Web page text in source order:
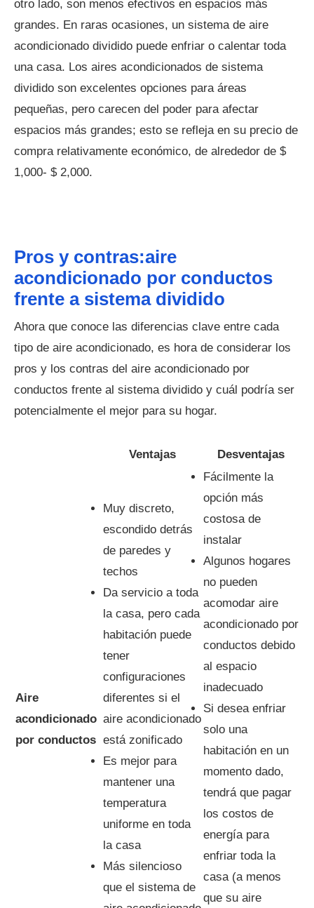
otro lado, son menos efectivos en espacios más
grandes. En raras ocasiones, un sistema de aire
acondicionado dividido puede enfriar o calentar toda
una casa. Los aires acondicionados de sistema
dividido son excelentes opciones para áreas
pequeñas, pero carecen del poder para afectar
espacios más grandes; esto se refleja en su precio de
compra relativamente económico, de alrededor de $
1,000- $ 2,000.
Pros y contras:aire
acondicionado por conductos
frente a sistema dividido
Ahora que conoce las diferencias clave entre cada
tipo de aire acondicionado, es hora de considerar los
pros y los contras del aire acondicionado por
conductos frente al sistema dividido y cuál podría ser
potencialmente el mejor para su hogar.
Ventajas Desventajas
Aire
acondicionado
por conductos
Muy discreto,
escondido detrás
de paredes y
techos
Da servicio a toda
la casa, pero cada
habitación puede
tener
configuraciones
diferentes si el
aire acondicionado
está zonificado
Es mejor para
mantener una
temperatura
uniforme en toda
la casa
Más silencioso
que el sistema de
Fácilmente la
opción más
costosa de
instalar
Algunos hogares
no pueden
acomodar aire
acondicionado por
conductos debido
al espacio
inadecuado
Si desea enfriar
solo una
habitación en un
momento dado,
tendrá que pagar
los costos de
energía para
enfriar toda la
casa (a menos
que su aire